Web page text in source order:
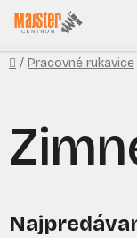
Prejsť
na
obsah
Domov
/ Pracovné rukavice